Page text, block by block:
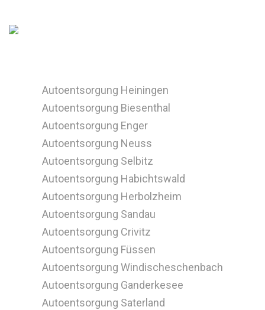
Autoentsorgung Heiningen
Autoentsorgung Biesenthal
Autoentsorgung Enger
Autoentsorgung Neuss
Autoentsorgung Selbitz
Autoentsorgung Habichtswald
Autoentsorgung Herbolzheim
Autoentsorgung Sandau
Autoentsorgung Crivitz
Autoentsorgung Füssen
Autoentsorgung Windischeschenbach
Autoentsorgung Ganderkesee
Autoentsorgung Saterland